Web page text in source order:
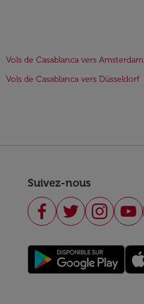
Vols de Casablanca vers Amsterdam
Vols de Casablanca vers Düsseldorf
Suivez-nous